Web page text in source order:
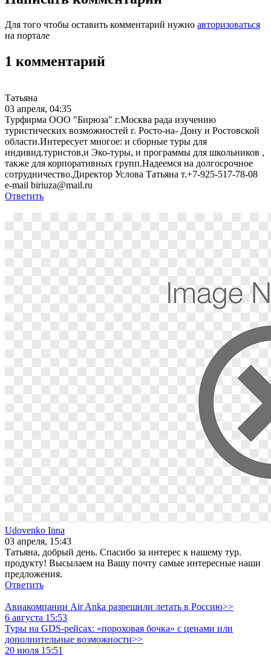
Для того чтобы оставить комментарий нужно авторизоваться
на портале
1 комментарий
Татьяна
03 апреля, 04:35
Турфирма ООО "Бирюза" г.Москва рада изучению
туристических возможностей г. Росто-на- Дону и Ростовской
области.Интересует многое: и сборные туры для
индивид.туристов,и Эко-туры, и программы для школьников ,
также для корпоративных групп.Надеемся на долгосрочное
сотрудничество.Директор Услова Татьяна т.+7-925-517-78-08
e-mail biriuza@mail.ru
Ответить
Udovenko Inna
03 апреля, 15:43
Татьяна, добрый день. Спасибо за интерес к нашему тур.
продукту! Высылаем на Вашу почту самые интересные наши
предложения.
Ответить
Авиакомпании Air Anka разрешили летать в Россию>>
6 августа 15:53
Туры на GDS-рейсах: «пороховая бочка» с ценами или
дополнительные возможности>>
20 июля 15:51